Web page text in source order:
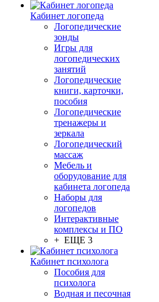
Кабинет логопеда
Логопедические
зонды
Игры для
логопедических
занятий
Логопедические
книги, карточки,
пособия
Логопедические
тренажеры и
зеркала
Логопедический
массаж
Мебель и
оборудование для
кабинета логопеда
Наборы для
логопедов
Интерактивные
комплексы и ПО
+ ЕЩЕ 3
Кабинет психолога
Пособия для
психолога
Водная и песочная